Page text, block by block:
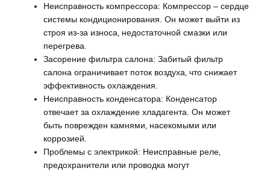
Неисправность компрессора: Компрессор – сердце
системы кондиционирования. Он может выйти из
строя из-за износа‚ недостаточной смазки или
перегрева.
Засорение фильтра салона: Забитый фильтр
салона ограничивает поток воздуха‚ что снижает
эффективность охлаждения.
Неисправность конденсатора: Конденсатор
отвечает за охлаждение хладагента. Он может
быть поврежден камнями‚ насекомыми или
коррозией.
Проблемы с электрикой: Неисправные реле‚
предохранители или проводка могут